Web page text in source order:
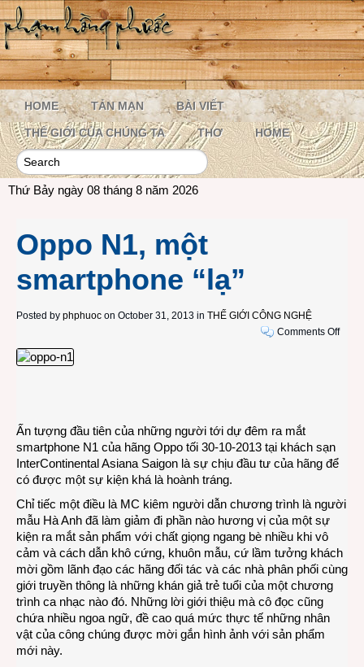
HOME TẢN MẠN BÀI VIẾT
THẾ GIỚI CỦA CHÚNG TA THƠ HOME
Thứ Bảy ngày 08 tháng 8 năm 2026
Oppo N1, một
smartphone “lạ”
Posted by phphuoc on October 31, 2013 in THẾ GIỚI CÔNG NGHỆ
Comments Offon
Ấn tượng đầu tiên của những người tới dự đêm ra mắt
smartphone N1 của hãng Oppo tối 30-10-2013 tại khách sạn
InterContinental Asiana Saigon là sự chịu đầu tư của hãng để
có được một sự kiện khá là hoành tráng.
Chỉ tiếc một điều là MC kiêm người dẫn chương trình là người
mẫu Hà Anh đã làm giảm đi phần nào hương vị của một sự
kiện ra mắt sản phẩm với chất giọng ngang bè nhiều khi vô
cảm và cách dẫn khô cứng, khuôn mẫu, cứ lầm tưởng khách
mời gồm lãnh đạo các hãng đối tác và các nhà phân phối cùng
giới truyền thông là những khán giả trẻ tuổi của một chương
trình ca nhạc nào đó. Những lời giới thiệu mà cô đọc cũng
chứa nhiều ngoa ngữ, đề cao quá mức thực tế những nhân
vật của công chúng được mời gắn hình ảnh với sản phẩm
mới này.